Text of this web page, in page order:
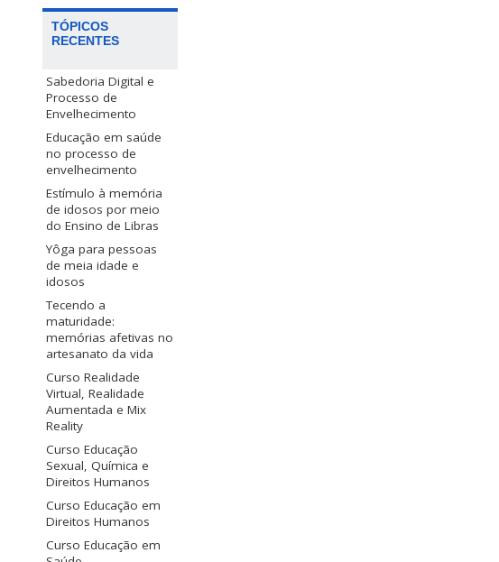
TÓPICOS
RECENTES
Sabedoria Digital e
Processo de
Envelhecimento
Educação em saúde
no processo de
envelhecimento
Estímulo à memória
de idosos por meio
do Ensino de Libras
Yôga para pessoas
de meia idade e
idosos
Tecendo a
maturidade:
memórias afetivas no
artesanato da vida
Curso Realidade
Virtual, Realidade
Aumentada e Mix
Reality
Curso Educação
Sexual, Química e
Direitos Humanos
Curso Educação em
Direitos Humanos
Curso Educação em